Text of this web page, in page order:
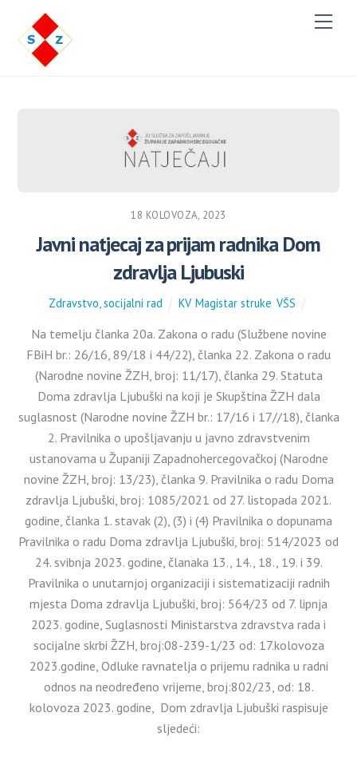
M
e
18 KOLOVOZA, 2023
Javni natjecaj za prijam radnika Dom
zdravlja Ljubuski
Zdravstvo, socijalni rad KV, Magistar struke VŠS
Na temelju članka 20a. Zakona o radu (Službene novine
FBiH br.: 26/16, 89/18 i 44/22), članka 22. Zakona o radu
(Narodne novine ŽZH, broj: 11/17), članka 29. Statuta
Doma zdravlja Ljubuški na koji je Skupština ŽZH dala
suglasnost (Narodne novine ŽZH br.: 17/16 i 17//18), članka
2. Pravilnika o upošljavanju u javno zdravstvenim
ustanovama u Županiji Zapadnohercegovačkoj (Narodne
novine ŽZH, broj: 13/23), članka 9. Pravilnika o radu Doma
zdravlja Ljubuški, broj: 1085/2021 od 27. listopada 2021.
godine, članka 1. stavak (2), (3) i (4) Pravilnika o dopunama
Pravilnika o radu Doma zdravlja Ljubuški, broj: 514/2023 od
24. svibnja 2023. godine, članaka 13., 14., 18., 19. i 39.
Pravilnika o unutarnjoj organizaciji i sistematizaciji radnih
mjesta Doma zdravlja Ljubuški, broj: 564/23 od 7. lipnja
2023. godine, Suglasnosti Ministarstva zdravstva rada i
socijalne skrbi ŽZH, broj:08-239-1/23 od: 17.kolovoza
2023.godine, Odluke ravnatelja o prijemu radnika u radni
odnos na neodređeno vrijeme, broj:802/23, od: 18.
kolovoza 2023. godine, Dom zdravlja Ljubuški raspisuje
sljedeći: